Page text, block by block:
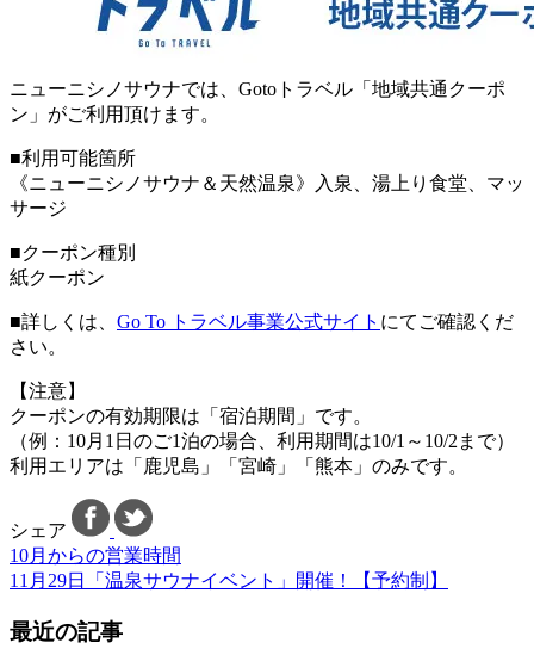
ニューニシノサウナでは、Gotoトラベル「地域共通クーポ
ン」がご利用頂けます。
■利用可能箇所
《ニューニシノサウナ＆天然温泉》入泉、湯上り食堂、マッ
サージ
■クーポン種別
紙クーポン
■詳しくは、 Go To トラベル事業公式サイト にてご確認くだ
さい。
【注意】
クーポンの有効期限は「宿泊期間」です。
（例：10月1日のご1泊の場合、利用期間は10/1～10/2まで）
利用エリアは「鹿児島」「宮崎」「熊本」のみです。
シェア
10月からの営業時間
11月29日「温泉サウナイベント」開催！【予約制】
最近の記事